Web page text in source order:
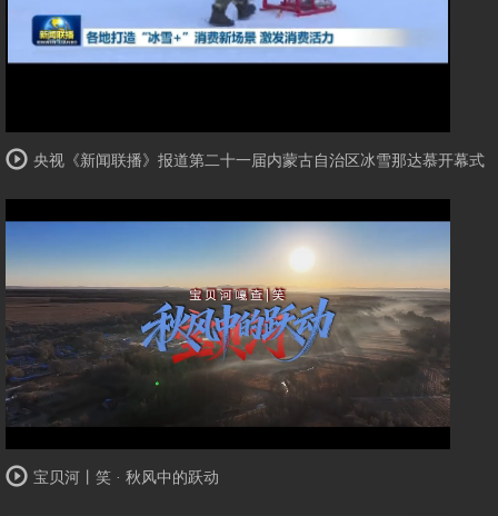
央视《新闻联播》报道第二十一届内蒙古自治区冰雪那达慕开幕式
宝贝河丨笑 · 秋风中的跃动